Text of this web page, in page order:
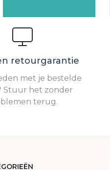
retourgarantie
met je bestelde
Stuur het zonder
terug.